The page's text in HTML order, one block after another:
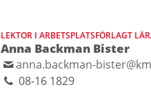
LEKTOR I ARBETSPLATSFÖRLAGT
Anna Backman Bister
anna.backman-
08-16 1829